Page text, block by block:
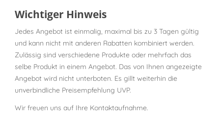
Wichtiger Hinweis
Jedes Angebot ist einmalig, maximal bis zu 3 Tagen gültig
und kann nicht mit anderen Rabatten kombiniert werden.
Zulässig sind verschiedene Produkte oder mehrfach das
selbe Produkt in einem Angebot. Das von Ihnen angezeigte
Angebot wird nicht unterboten. Es gillt weiterhin die
unverbindliche Preisempfehlung UVP.
Wir freuen uns auf Ihre Kontaktaufnahme.